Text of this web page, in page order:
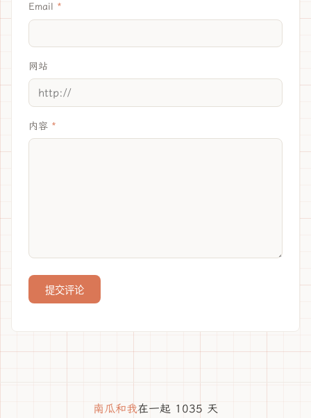
Email
网站
内容
提交评论
南瓜和我在一起 1035 天